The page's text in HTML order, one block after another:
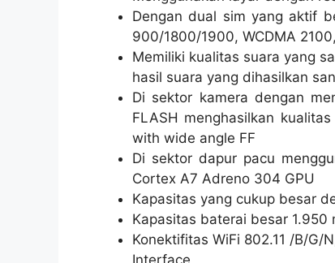
Dengan dual sim yang aktif
900/1800/1900, WCDMA
Memiliki kualitas suara yang
hasil suara yang dihasilkan
Di sektor kamera dengan
FLASH menghasilkan
with wide angle FF
Di sektor dapur pacu
Cortex A7 Adreno 304 GPU
Kapasitas yang cukup besar
Kapasitas baterai besar 1.950
Konektifitas WiFi 802.11 /B/